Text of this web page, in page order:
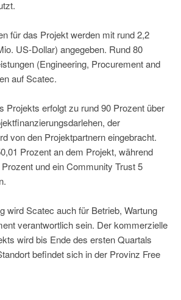
für das Projekt werden mit rund 2,2
US-Dollar) angegeben. Rund 80
(Engineering, Procurement and
auf Scatec.
Projekts erfolgt zu rund 90 Prozent über
der
von den Projektpartnern eingebracht.
Prozent an dem Projekt, während
und ein Community Trust 5
wird Scatec auch für Betrieb, Wartung
verantwortlich sein. Der kommerzielle
wird bis Ende des ersten Quartals
befindet sich in der Provinz Free